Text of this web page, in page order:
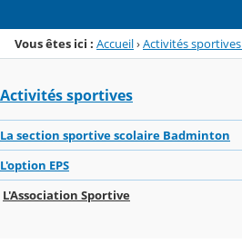
Vous êtes ici : Accueil›Activités sportives
Activités sportives
La section sportive scolaire Badminton
L'option EPS
L'Association Sportive